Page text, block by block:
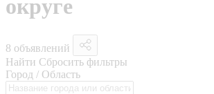
округе
8 объявлений
Найти Сбросить фильтры
Город / Область